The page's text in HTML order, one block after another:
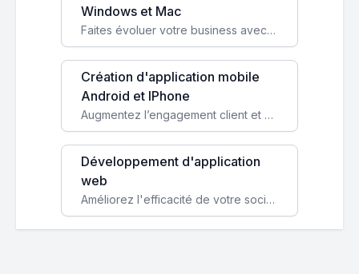
Windows et Mac
Faites évoluer votre business avec des solutions logicielles personnalisées, parfaitement adaptées à vos besoins spécifiques.
Création d'application mobile
Android et IPhone
Augmentez l’engagement client et simplifiez vos processus avec une application mobile sur mesure, disponible sur iOS et Android.
Développement d'application
web
Améliorez l'efficacité de votre société avec une application web personnalisée accessible partout et tout le temps.